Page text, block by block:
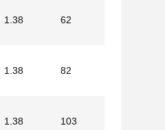
1.38 62
1.38 82
1.38 103